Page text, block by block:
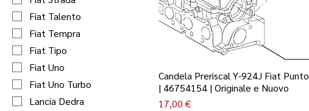
Fiat Talento
Fiat Tempra
Fiat Tipo
Fiat Uno
Fiat Uno Turbo
Lancia Dedra
Candela Preriscal Y-924J Fiat Punto
| 46754154 | Originale e Nuovo
Prezzo
17,00 €